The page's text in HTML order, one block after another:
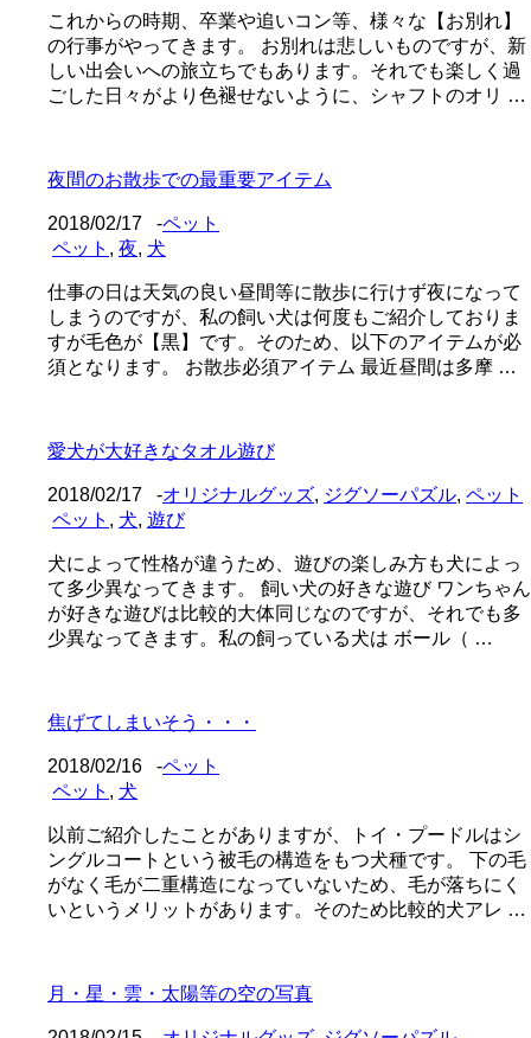
これからの時期、卒業や追いコン等、様々な【お別れ】
の行事がやってきます。 お別れは悲しいものですが、新
しい出会いへの旅立ちでもあります。それでも楽しく過
ごした日々がより色褪せないように、シャフトのオリ …
夜間のお散歩での最重要アイテム
2018/02/17 -ペット
ペット , 夜, 犬
仕事の日は天気の良い昼間等に散歩に行けず夜になって
しまうのですが、私の飼い犬は何度もご紹介しておりま
すが毛色が【黒】です。そのため、以下のアイテムが必
須となります。 お散歩必須アイテム 最近昼間は多摩 …
愛犬が大好きなタオル遊び
2018/02/17 -オリジナルグッズ, ジグソーパズル, ペット
ペット , 犬, 遊び
犬によって性格が違うため、遊びの楽しみ方も犬によっ
て多少異なってきます。 飼い犬の好きな遊び ワンちゃん
が好きな遊びは比較的大体同じなのですが、それでも多
少異なってきます。私の飼っている犬は ボール（ …
焦げてしまいそう・・・
2018/02/16 -ペット
ペット , 犬
以前ご紹介したことがありますが、トイ・プードルはシ
ングルコートという被毛の構造をもつ犬種です。 下の毛
がなく毛が二重構造になっていないため、毛が落ちにく
いというメリットがあります。そのため比較的犬アレ …
月・星・雲・太陽等の空の写真